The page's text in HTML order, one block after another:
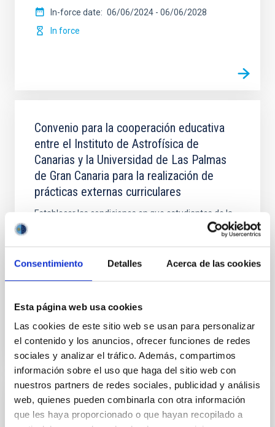
Consentimiento Detalles Acerca de las cookies
Esta página web usa cookies
Las cookies de este sitio web se usan para personalizar
el contenido y los anuncios, ofrecer funciones de redes
sociales y analizar el tráfico. Además, compartimos
información sobre el uso que haga del sitio web con
nuestros partners de redes sociales, publicidad y análisis
web, quienes pueden combinarla con otra información
que les haya proporcionado o que hayan recopilado a
In-force date 06/06/2024 - 06/06/2028
In force
Convenio para la cooperación educativa
entre el Instituto de Astrofísica de
Canarias y la Universidad de Las Palmas
de Gran Canaria para la realización de
prácticas externas curriculares
Establecer las condiciones en que estudiantes de la
Universidad realizarán un programa de prácticas
la
In force
Convenio entre el Excmo. Cabildo Insular
de Tenerife y del Instituto de Astrofísica